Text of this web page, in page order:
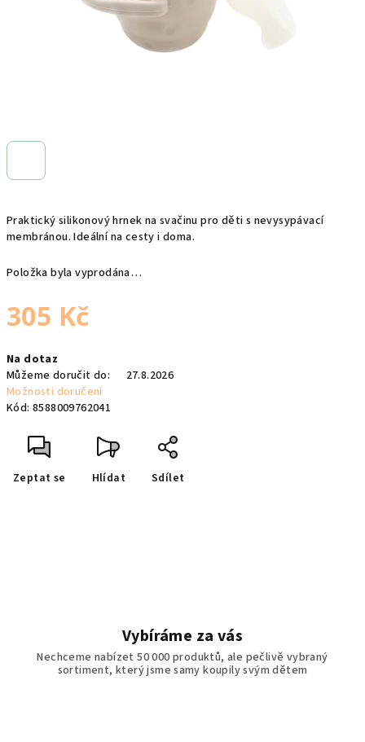
Praktický silikonový hrnek na svačinu pro děti s nevysypávací
membránou. Ideální na cesty i doma.
Položka byla vyprodána…
305 Kč
cena:
Na dotaz
Můžeme doručit do:
27.8.2026
Možnosti doručení
Kód: 8588009762041
Zeptat se Hlídat Sdílet
Vybíráme za vás
Nechceme nabízet 50 000 produktů, ale pečlivě vybraný
sortiment, který jsme samy koupily svým dětem